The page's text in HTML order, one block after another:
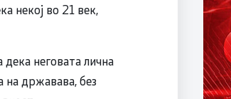
некој во 21 век,
неговата лична
на државава, без